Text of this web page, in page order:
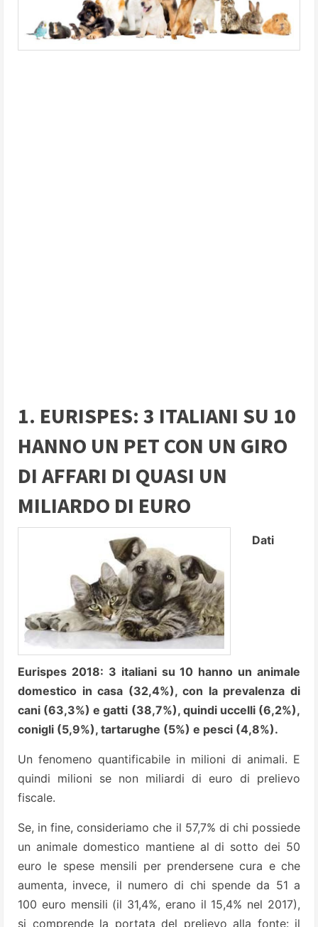
1. EURISPES: 3 ITALIANI SU 10
HANNO UN PET CON UN GIRO
DI AFFARI DI QUASI UN
MILIARDO DI EURO
Dati
Eurispes 2018: 3 italiani su 10 hanno un animale
domestico in casa (32,4%), con la prevalenza di
cani (63,3%) e gatti (38,7%), quindi uccelli (6,2%),
conigli (5,9%), tartarughe (5%) e pesci (4,8%).
Un fenomeno quantificabile in milioni di animali. E
quindi milioni se non miliardi di euro di prelievo
fiscale.
Se, in fine, consideriamo che il 57,7% di chi possiede
un animale domestico mantiene al di sotto dei 50
euro le spese mensili per prendersene cura e che
aumenta, invece, il numero di chi spende da 51 a
100 euro mensili (il 31,4%, erano il 15,4% nel 2017),
si comprende la portata del prelievo alla fonte: il